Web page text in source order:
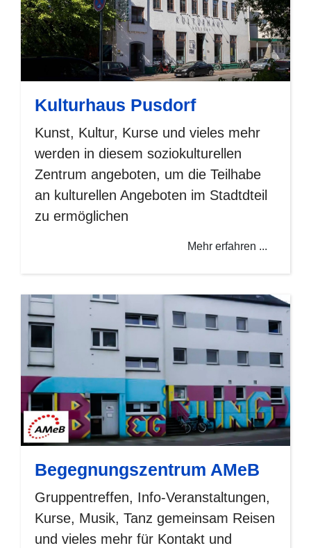
Kulturhaus Pusdorf
Kunst, Kultur, Kurse und vieles mehr
werden in diesem soziokulturellen
Zentrum angeboten, um die Teilhabe
an kulturellen Angeboten im Stadtdteil
zu ermöglichen
Mehr erfahren ...
Begegnungszentrum AMeB
Gruppentreffen, Info-Veranstaltungen,
Kurse, Musik, Tanz gemeinsam Reisen
und vieles mehr für Kontakt und